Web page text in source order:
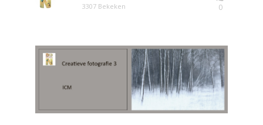
3307 Bekeken 0